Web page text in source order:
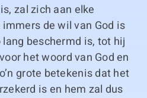
zal zich aan elke
de wil van God is
beschermd is, tot hij
het woord van God en
grote betekenis dat het
is en hem zal dus